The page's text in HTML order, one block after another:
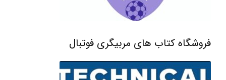
فروشگاه کتاب های مربیگری فوتبال